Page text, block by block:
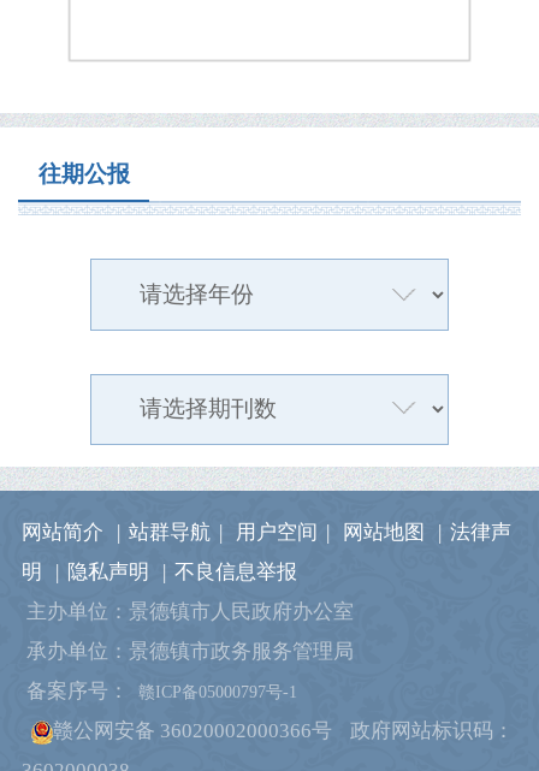
往期公报
网站简介 | 站群导航 | 用户空间 | 网站地图 | 法律声
明
| 隐私声明 | 不良信息举报
主办单位：景德镇市人民政府办公室
承办单位：景德镇市政务服务管理局
备案序号：
赣ICP备05000797号-1
赣公网安备 36020002000366号
政府网站标识码：